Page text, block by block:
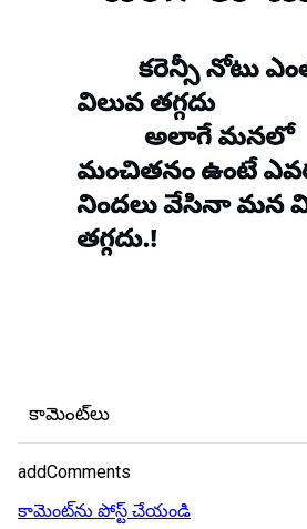
కామెంట్‌లు
addComments
కామెంట్‌ను పోస్ట్ చేయండి